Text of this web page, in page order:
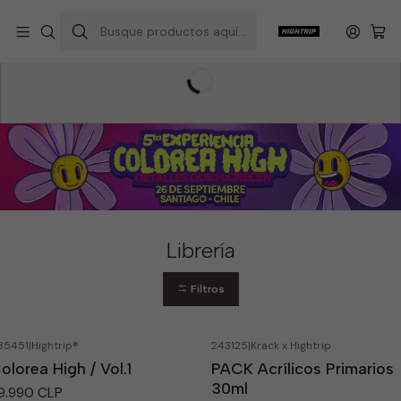
Librería
Filtros
|Hightrip®
High / Vol.1
CLP
243125|Krack x Hightrip
PACK Acrílicos Primarios
30ml